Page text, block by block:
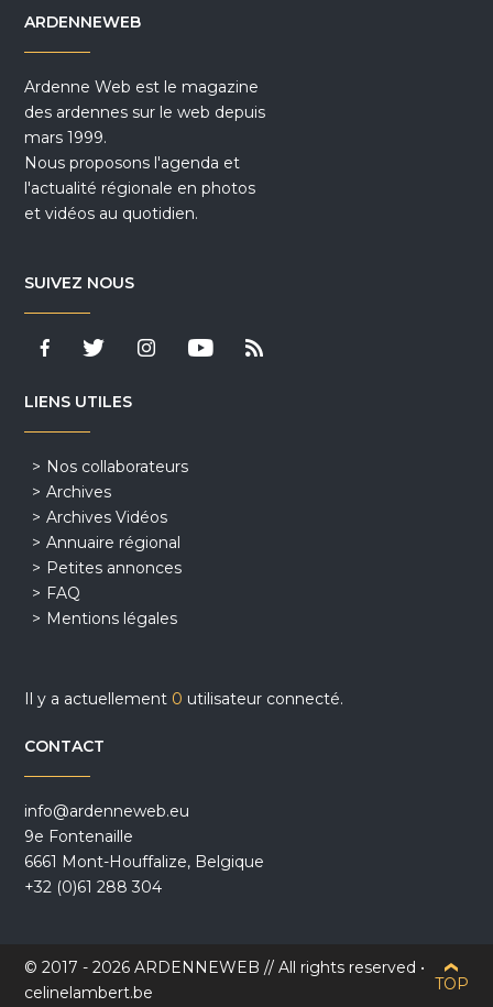
ARDENNEWEB
Ardenne Web est le magazine
des ardennes sur le web depuis
mars 1999.
Nous proposons l'agenda et
l'actualité régionale en photos
et vidéos au quotidien.
SUIVEZ NOUS
LIENS UTILES
Nos collaborateurs
Archives
Archives Vidéos
Annuaire régional
Petites annonces
FAQ
Mentions légales
Il y a actuellement 0 utilisateur connecté.
CONTACT
info@ardenneweb.eu
9e Fontenaille
6661 Mont-Houffalize, Belgique
+32 (0)61 288 304
© 2017 - 2026 ARDENNEWEB // All rights reserved •
celinelambert.be
TOP